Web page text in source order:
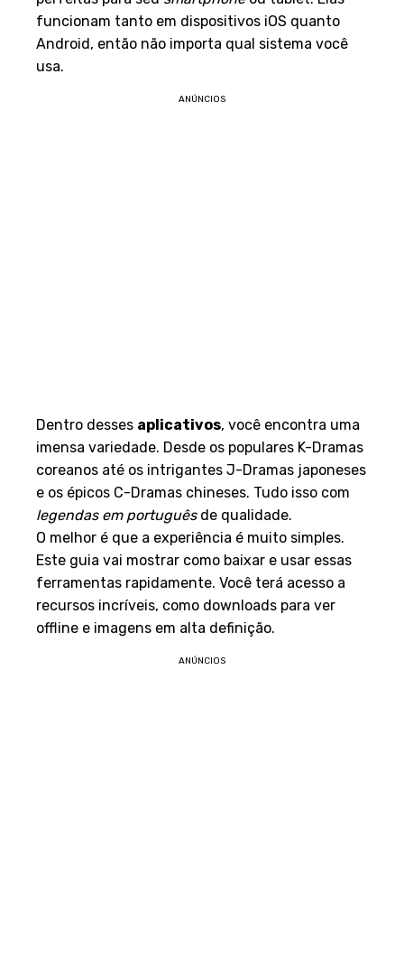
funcionam tanto em dispositivos iOS quanto
Android, então não importa qual sistema você
usa.
ANÚNCIOS
Dentro desses aplicativos, você encontra uma
imensa variedade. Desde os populares K-Dramas
coreanos até os intrigantes J-Dramas japoneses
e os épicos C-Dramas chineses. Tudo isso com
legendas em portuguêsde qualidade.
O melhor é que a experiência é muito simples.
Este guia vai mostrar como baixar e usar essas
ferramentas rapidamente. Você terá acesso a
recursos incríveis, como downloads para ver
offline e imagens em alta definição.
ANÚNCIOS